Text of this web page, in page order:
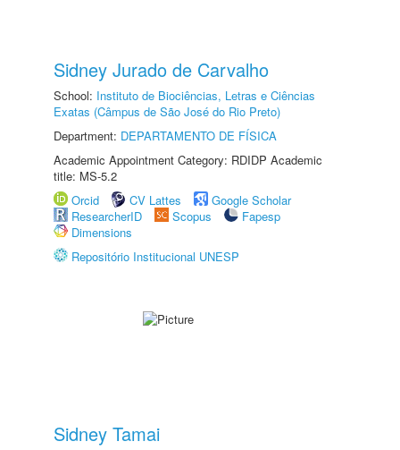
Sidney Jurado de Carvalho
School: Instituto de Biociências, Letras e Ciências
Exatas (Câmpus de São José do Rio Preto)
Department: DEPARTAMENTO DE FÍSICA
Academic Appointment Category: RDIDP Academic
title: MS-5.2
Orcid
CV Lattes
Google Scholar
ResearcherID
Scopus
Fapesp
Dimensions
Repositório Institucional UNESP
Sidney Tamai